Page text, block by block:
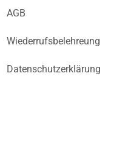
AGB
Wiederrufsbelehreung
Datenschutzerklärung